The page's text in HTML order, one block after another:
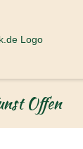
Offen